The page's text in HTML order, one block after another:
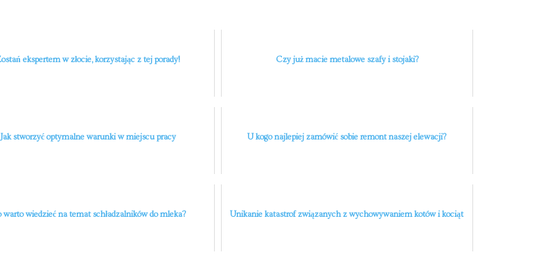
ekspertem w złocie, korzystając z tej porady! Czy już macie metalowe szafy i stojaki?
Jak stworzyć optymalne warunki w miejscu pracy U kogo najlepiej zamówić sobie remont naszej elewacji?
warto wiedzieć na temat schładzalników do mleka? Unikanie katastrof związanych z wychowywaniem kotów i kociąt